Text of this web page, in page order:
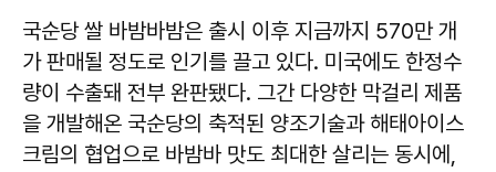
국순당 쌀 바밤바밤은 출시 이후 지금까지 570만 개
가 판매될 정도로 인기를 끌고 있다. 미국에도 한정수
량이 수출돼 전부 완판됐다. 그간 다양한 막걸리 제품
을 개발해온 국순당의 축적된 양조기술과 해태아이스
크림의 협업으로 바밤바 맛도 최대한 살리는 동시에,